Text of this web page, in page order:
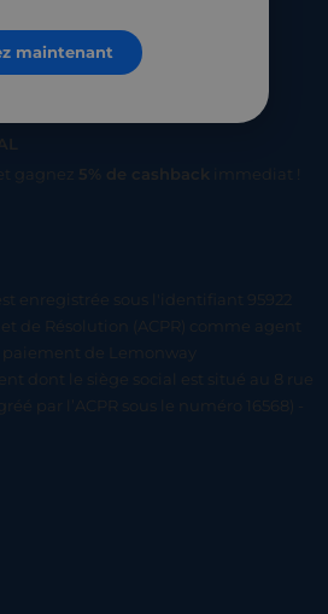
gagnez 5% de cashback immediat !
enregistrée sous l'identifiant 95922
de Résolution (ACPR) comme agent
de Lemonway
dont le siège social est situé au 8 rue
par l’ACPR sous le numéro 16568) -
maintenant